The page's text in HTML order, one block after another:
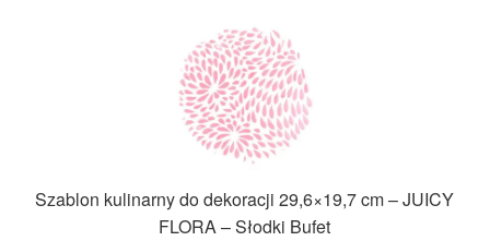
Szablon kulinarny do dekoracji 29,6×19,7 cm – JUICY
FLORA – Słodki Bufet